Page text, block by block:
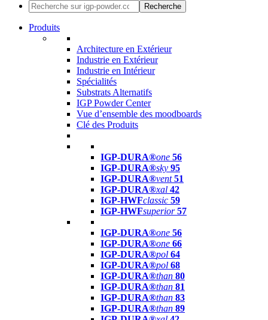
Recherche
Produits
Architecture en Extérieur
Industrie en Extérieur
Industrie en Intérieur
Spécialités
Substrats Alternatifs
IGP Powder Center
Vue d’ensemble des moodboards
Clé des Produits
IGP-DURA®one 56
IGP-DURA®sky 95
IGP-DURA®vent 51
IGP-DURA®xal 42
IGP-HWFclassic 59
IGP-HWFsuperior 57
IGP-DURA®one 56
IGP-DURA®one 66
IGP-DURA®pol 64
IGP-DURA®pol 68
IGP-DURA®than 80
IGP-DURA®than 81
IGP-DURA®than 83
IGP-DURA®than 89